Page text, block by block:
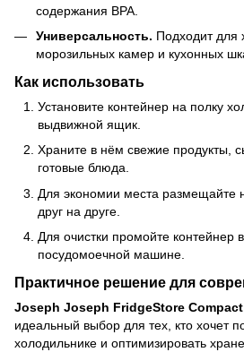
содержания BPA.
Универсальность. Подходит для
морозильных камер и кухонных
Как использовать
Установите контейнер на полку
выдвижной ящик.
Храните в нём свежие продукты,
готовые блюда.
Для экономии места размещайте
друг на друге.
Для очистки промойте контейнер
посудомоечной машине.
Практичное решение для
Joseph Joseph FridgeStore Compact
идеальный выбор для тех, кто хочет
холодильнике и оптимизировать